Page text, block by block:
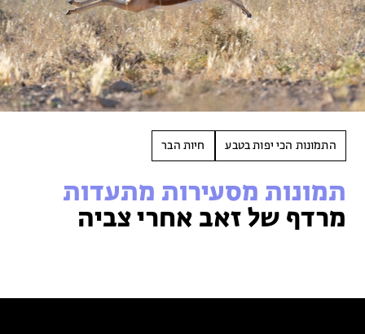
התמונות הכי יפות בטבע חיות הבר
תמונות מסעירות מתעדות
מרדף של זאב אחרי צביה